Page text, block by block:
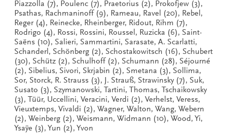
Piazzolla (7), Poulenc (7), Praetorius (2), Prokofjew (3),
Psathas, Rachmaninoff (9), Rameau, Ravel (20), Rebel,
Reger (4), Reinecke, Rheinberger, Ridout, Rihm (7),
Rodrigo (4), Rossi, Rossini, Roussel, Ruzicka (6), Saint-
Saëns (10), Salieri, Sammartini, Sarasate, A. Scarlatti,
Schanderl, Schönberg (2), Schostakowitsch (16), Schubert
(30), Schütz (2), Schulhoff (2), Schumann (28), Séjourné
(2), Sibelius, Sivori, Skrjabin (2), Smetana (3), Sollima,
Sor, Storck, R. Strauss (3), J. Strauß, Strawinsky (7), Suk,
Susato (3), Szymanowski, Tartini, Thomas, Tschaikowsky
(3), Tüür, Uccellini, Veracini, Verdi (2), Verhelst, Veress,
Vieuxtemps, Vivaldi (2), Wagner, Walton, Wang, Webern
(2), Weinberg (2), Weismann, Widmann (10), Wood, Yi,
Ysaÿe (3), Yun (2), Yvon